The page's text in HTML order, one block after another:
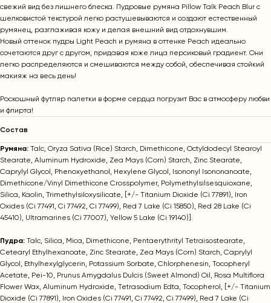
свежий вид без лишнего блеска. Пудровые румяна Pillow Talk Peach Blur с
шелковистой текстурой легко растушевываются и создают естественный
румянец, разглаживая кожу и делая внешний вид отдохнувшим.
Новый оттенок пудры Light Peach и румяна в оттенке Peach идеально
сочетаются друг с другом, придавая коже лица персиковый градиент. Они
легко распределяются и смешиваются между собой, обеспечивая стойкий
макияж на весь день!
Роскошный футляр палетки в форме сердца погрузит Вас в атмосферу любви
и флирта!
Cостав
Румяна: Talc, Oryza Sativa (Rice) Starch, Dimethicone, Octyldodecyl Stearoyl
Stearate, Aluminum Hydroxide, Zea Mays (Corn) Starch, Zinc Stearate,
Caprylyl Glycol, Phenoxyethanol, Hexylene Glycol, Isononyl Isononanoate,
Dimethicone/Vinyl Dimethicone Crosspolymer, Polymethylsilsesquioxane,
Silica, Kaolin, Trimethylsiloxysilicate, [+/- Titanium Dioxide (Ci 77891), Iron
Oxides (Ci 77491, Ci 77492, Ci 77499), Red 7 Lake (Ci 15850), Red 28 Lake (Ci
45410), Ultramarines (Ci 77007), Yellow 5 Lake (Ci 19140)].
Пудра: Talc, Silica, Mica, Dimethicone, Pentaerythrityl Tetraisostearate,
Cetearyl Ethylhexanoate, Zinc Stearate, Zea Mays (Corn) Starch, Caprylyl
Glycol, Ethylhexylglycerin, Potassium Sorbate, Chlorphenesin, Tocopheryl
Acetate, Pei-10, Prunus Amygdalus Dulcis (Sweet Almond) Oil, Rosa Multiflora
Flower Wax, Aluminum Hydroxide, Tetrasodium Edta, Tocopherol, [+/- Titanium
Dioxide (Ci 77891), Iron Oxides (Ci 77491, Ci 77492, Ci 77499), Red 7 Lake (Ci